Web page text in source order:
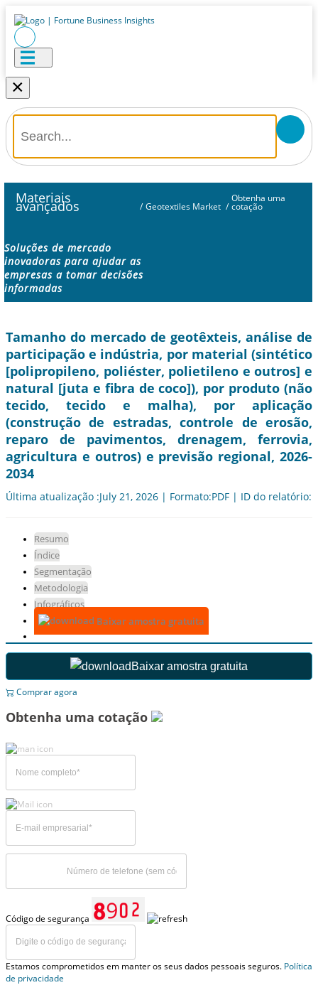
×
Materiais
avançados / Geotextiles Market /
Obtenha uma
cotação
Soluções de mercado
inovadoras para ajudar as
empresas a tomar decisões
informadas
Tamanho do mercado de geotêxteis, análise de
participação e indústria, por material (sintético
[polipropileno, poliéster, polietileno e outros] e
natural [juta e fibra de coco]), por produto (não
tecido, tecido e malha), por aplicação
(construção de estradas, controle de erosão,
reparo de pavimentos, drenagem, ferrovia,
agricultura e outros) e previsão regional, 2026-
2034
Última atualização :July 21, 2026 | Formato:PDF | ID do relatório:
Resumo
Índice
Segmentação
Metodologia
Infográficos
Baixar amostra gratuita
Baixar amostra gratuita
Comprar agora
Obtenha uma cotação
Código de segurança
Estamos comprometidos em manter os seus dados pessoais seguros. Política
de privacidade